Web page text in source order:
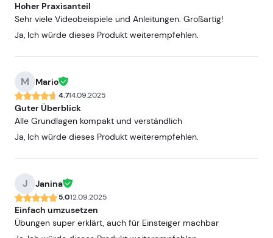
Hoher Praxisanteil
Sehr viele Videobeispiele und Anleitungen. Großartig!
Ja, Ich würde dieses Produkt weiterempfehlen.
M Mario
4.714.09.2025
Guter Überblick
Alle Grundlagen kompakt und verständlich
Ja, Ich würde dieses Produkt weiterempfehlen.
J Janina
5.012.09.2025
Einfach umzusetzen
Übungen super erklärt, auch für Einsteiger machbar